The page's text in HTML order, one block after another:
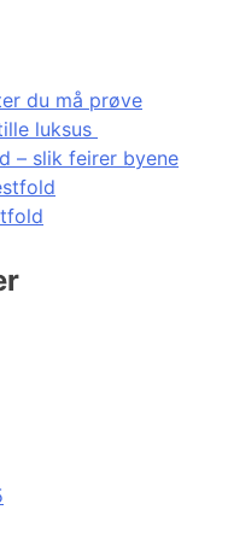
du må prøve
luksus
– slik feirer byene